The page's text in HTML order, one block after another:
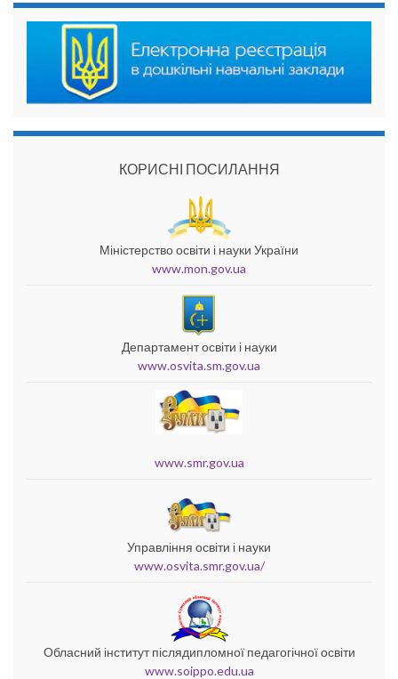
КОРИСНІ ПОСИЛАННЯ
Міністерство освіти і науки України
www.mon.gov.ua
Департамент освіти і науки
www.osvita.sm.gov.ua
www.smr.gov.ua
Управління освіти і науки
www.osvita.smr.gov.ua/
Обласний інститут післядипломної педагогічної освіти
www.soippo.edu.ua